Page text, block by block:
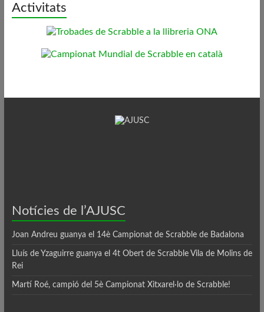
Activitats
Notícies de l’AJUSC
Joan Andreu guanya el 14è Campionat de Scrabble de Badalona
Lluís de Yzaguirre guanya el 4t Obert de Scrabble Vila de Molins de
Rei
Martí Roé, campió del 5è Campionat Xitxarel·lo de Scrabble!